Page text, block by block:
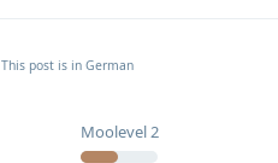
Moolevel2
This post is in German